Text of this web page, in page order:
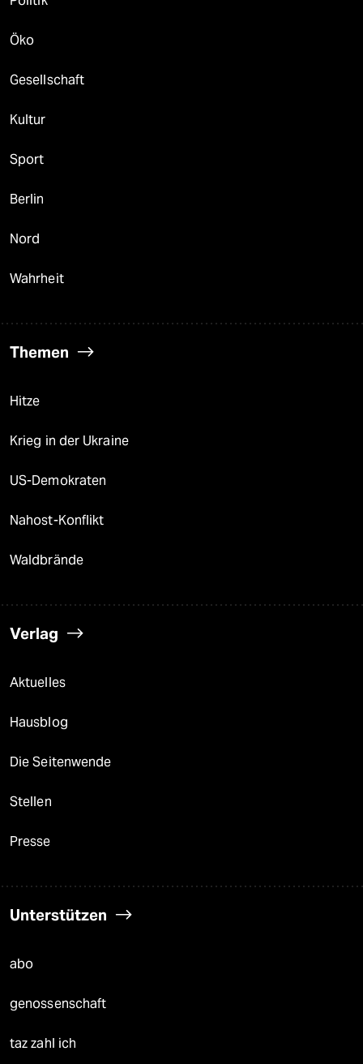
Öko
Gesellschaft
Kultur
Sport
Berlin
Nord
Wahrheit
Themen
Hitze
Krieg in der Ukraine
US-Demokraten
Nahost-Konflikt
Waldbrände
Verlag
Aktuelles
Hausblog
Die Seitenwende
Stellen
Presse
Unterstützen
abo
genossenschaft
taz zahl ich